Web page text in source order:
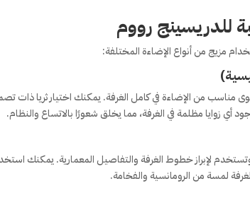
للدريسينج رووم
مزيج من أنواع الإضاءة المختلفة:
مناسب من الإضاءة في كامل الغرفة. يمكنك اختيار ثريا
زوايا مظلمة في الغرفة، مما يخلق شعورًا بالاتساع والنظام.
لمسة من الرومانسية والفخامة.